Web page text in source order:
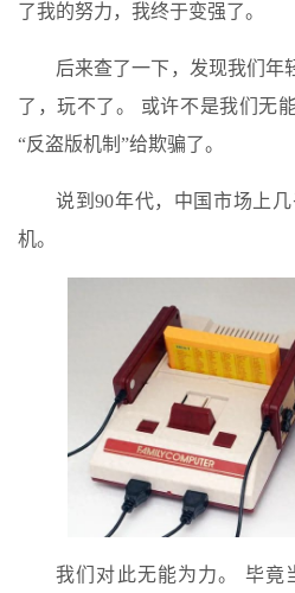
了我的努力，我终于变强了。
后来查了一下，发现我们年
了，玩不了。 或许不是我们无
“反盗版机制”给欺骗了。
说到90年代，中国市场上
机。
我们对此无能为力。 毕竟